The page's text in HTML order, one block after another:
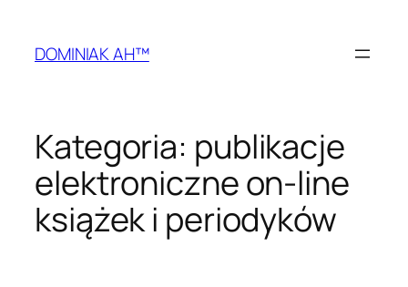
treściDOMINIAK AH™
Kategoria: publikacje
elektroniczne on-line
książek i periodyków